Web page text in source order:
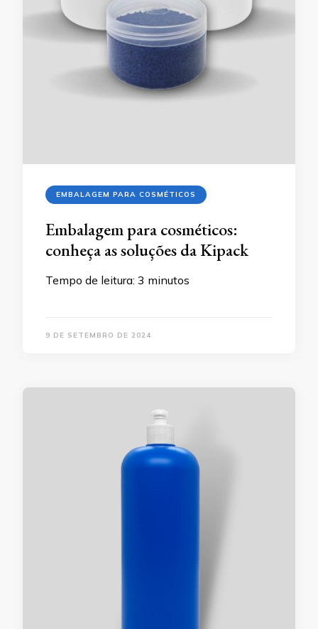
EMBALAGEM PARA COSMÉTICOS
Embalagem para cosméticos:
conheça as soluções da Kipack
Tempo de leitura: 3 minutos
9 DE SETEMBRO DE 2024